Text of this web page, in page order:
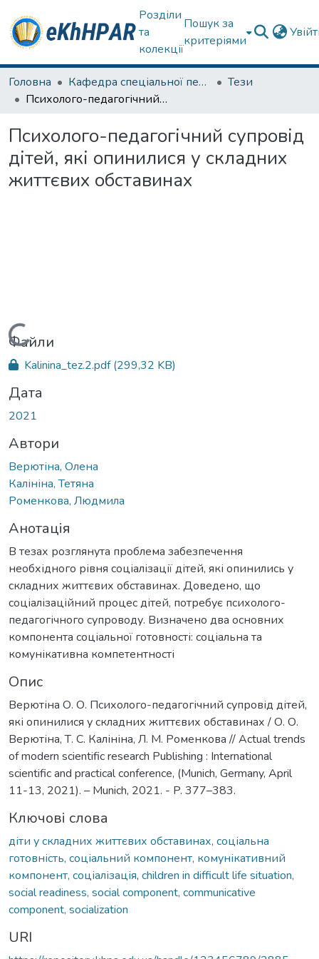
Розділи
та
колекції
Пошук за
критеріями
Головна Кафедра спеціальної педагогіки і психології та інклюзивної освіти
Тези
Психолого-педагогічний супровід дітей, які опинилися у складних життєвих обставинах
Психолого-педагогічний супровід
дітей, які опинилися у складних
життєвих обставинах
Вантажиться...
Файли
Kalinina_tez.2.pdf(299,32 KB)
Дата
2021
Автори
Верютіна, Олена
Калініна, Тетяна
Роменкова, Людмила
Анотація
В тезах розглянута проблема забезпечення
необхідного рівня соціалізації дітей, які опинились у
складних життєвих обставинах. Доведено, що
соціалізаційний процес дітей, потребує психолого-
педагогічного супроводу. Визначено два основних
компонента соціальної готовності: соціальна та
комунікативна компетентності
Опис
Верютіна О. О. Психолого-педагогічний супровід дітей,
які опинилися у складних життєвих обставинах / О. О.
Верютіна, Т. С. Калініна, Л. М. Роменкова // Actual trends
of modern scientific research Publishing : International
scientific and practical conference, (Munich, Germany, April
11-13, 2021). – Munich, 2021. - P. 377–383.
Ключові слова
діти у складних життєвих обставинах, соціальна
готовність, соціальний компонент, комунікативний
компонент, соціалізація, children in difficult life situation,
social readiness, social component, communicative
component, socialization
URI